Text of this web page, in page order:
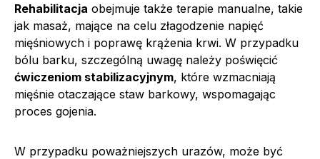
Rehabilitacja obejmuje także terapie manualne, takie
jak masaż, mające na celu złagodzenie napięć
mięśniowych i poprawę krążenia krwi. W przypadku
bólu barku, szczególną uwagę należy poświęcić
ćwiczeniom stabilizacyjnym, które wzmacniają
mięśnie otaczające staw barkowy, wspomagając
proces gojenia.
W przypadku poważniejszych urazów, może być